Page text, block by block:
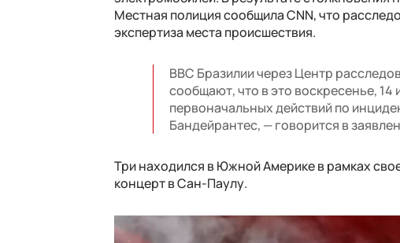
Местная полиция сообщила CNN, что
экспертиза места происшествия.
ВВС Бразилии через Центр
сообщают, что в это воскресенье,
первоначальных действий по
Бандейрантес, — говорится в
Три находился в Южной Америке в рамках
концерт в Сан-Паулу.